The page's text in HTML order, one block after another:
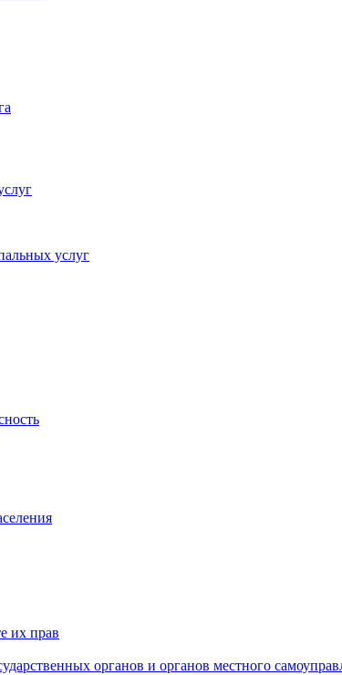
услуг
их прав
органов и органов местного